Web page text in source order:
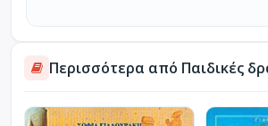
Περισσότερα από Παιδικές